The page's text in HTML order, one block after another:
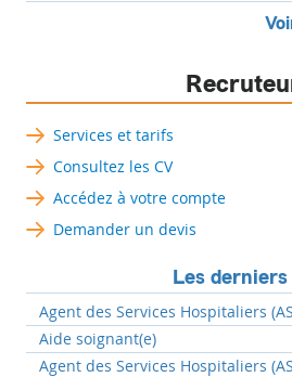
Services et tarifs
Consultez les CV
Accédez à votre compte
Demander un devis
Les
Agent des Services Hospitaliers
Aide soignant(e)
Agent des Services Hospitaliers